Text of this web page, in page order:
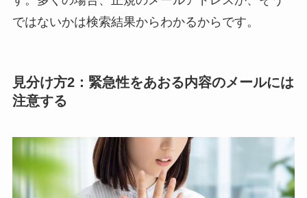
ではないかは検索結果からわかるからです。
見分け方2：緊急性をあおる内容のメールには
注意する